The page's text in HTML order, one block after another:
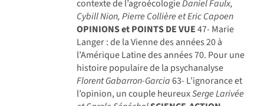
contexte de l’agroécologieDaniel Faulx,
Cybill Nion, Pierre Collière et Eric Capoen
OPINIONS et POINTS DE VUE47- Marie
Langer : de la Vienne des années 20 à
l’Amérique Latine des années 70. Pour une
histoire populaire de la psychanalyse
Florent Gabarron-Garcia63- L’ignorance et
l’opinion, un couple heureuxSerge Larivée